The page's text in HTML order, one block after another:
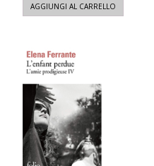
AGGIUNGI AL CARRELLO